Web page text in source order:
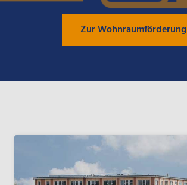
Zur Wohnraumförderung